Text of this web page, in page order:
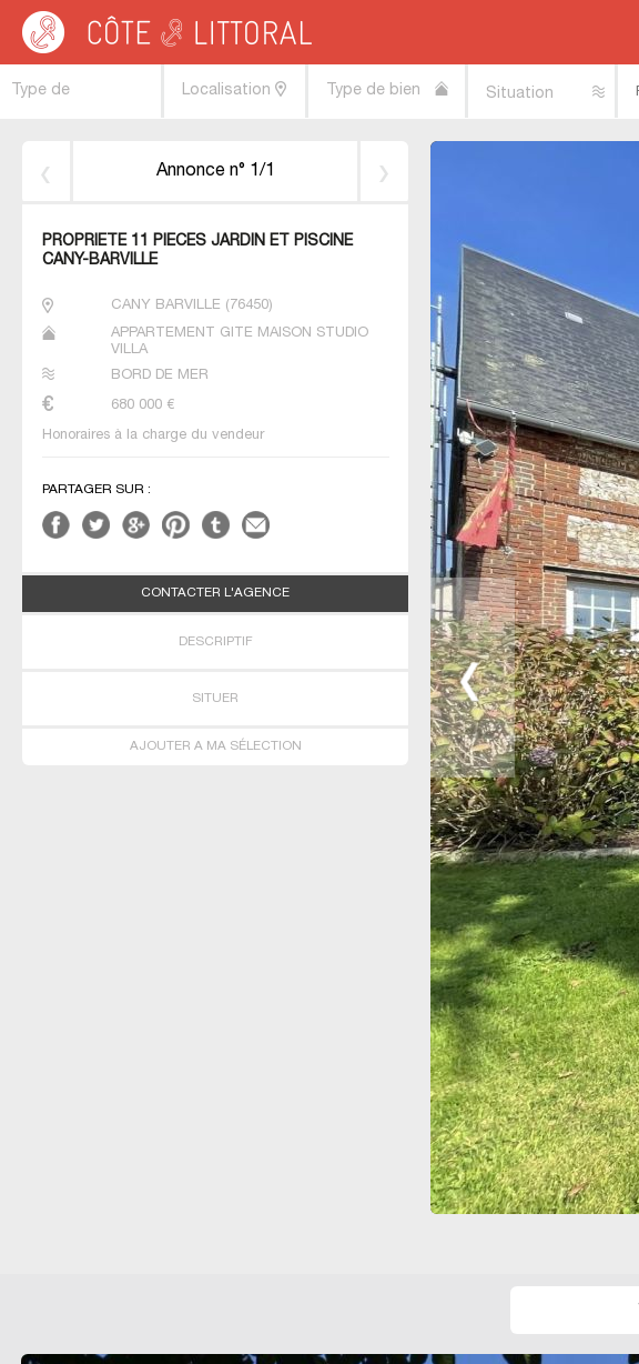
Côte & Littoral > Immobilier bord de mer>Maisons bord de mer
Annonce n° 1/1
PROPRIETE 11 PIECES JARDIN ET PISCINE
CANY-BARVILLE
CANY BARVILLE ( 76450)
APPARTEMENT GÎTE MAISON STUDIO
VILLA
BORD DE MER
680 000 €
Honoraires à la charge du vendeur
PARTAGER SUR :
CONTACTER L'AGENCE
DESCRIPTIF
SITUER
AJOUTER A MA SÉLECTION
Type de
Localisation Type de bien Situation